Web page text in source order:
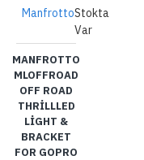
ManfrottoStokta
Var
MANFROTTO
MLOFFROAD
OFF ROAD
THRILLLED
LIGHT &
BRACKET
FOR GOPRO